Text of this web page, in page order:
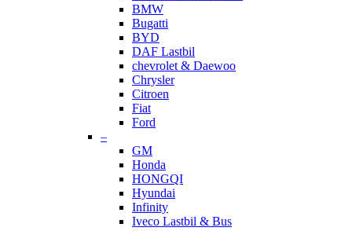
BMW
Bugatti
BYD
DAF Lastbil
chevrolet & Daewoo
Chrysler
Citroen
Fiat
Ford
–
GM
Honda
HONGQI
Hyundai
Infinity
Iveco Lastbil & Bus